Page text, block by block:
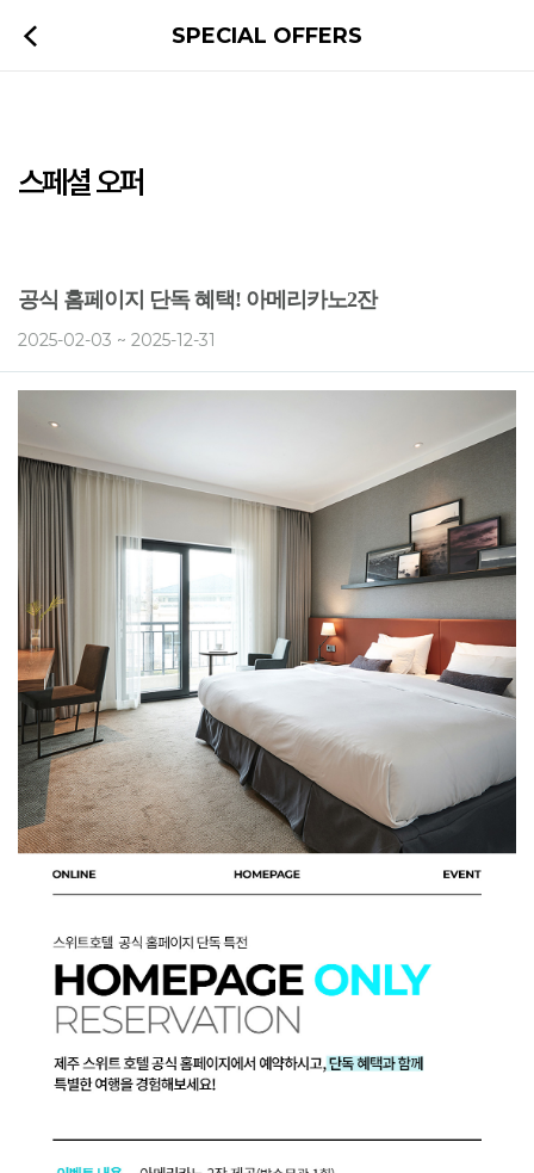
SPECIAL OFFERS
스페셜 오퍼
공식 홈페이지 단독 혜택! 아메리카노2잔
2025-02-03 ~ 2025-12-31